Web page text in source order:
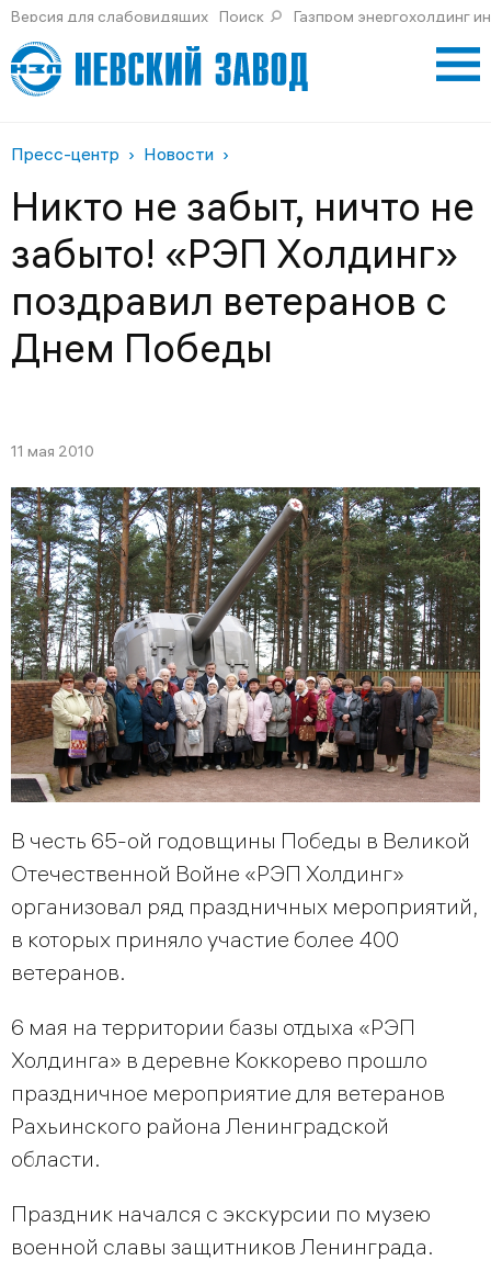
Версия для слабовидящих Поиск Газпром энергохолдинг
Пресс-центр Новости
Никто не забыт, ничто не
забыто! «РЭП Холдинг»
поздравил ветеранов с
Днем Победы
11 мая 2010
В честь 65-ой годовщины Победы в Великой
Отечественной Войне «РЭП Холдинг»
организовал ряд праздничных мероприятий,
в которых приняло участие более 400
ветеранов.
6 мая на территории базы отдыха «РЭП
Холдинга» в деревне Коккорево прошло
праздничное мероприятие для ветеранов
Рахьинского района Ленинградской
области.
Праздник начался с экскурсии по музею
военной славы защитников Ленинграда.